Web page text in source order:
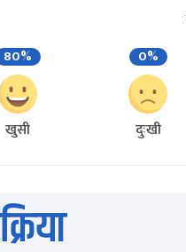
80%
खुसी
0%
दुःखी